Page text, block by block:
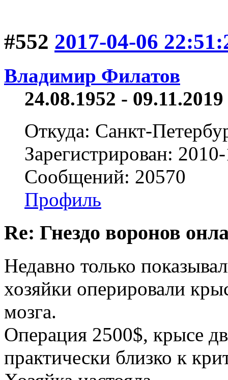
#552 2017-04-06
Владимир Филатов
24.08.1952 -
Откуда: Санкт-
Зарегистрирован:
Сообщений: 20570
Профиль
Re: Гнездо воронов
Недавно только
хозяйки оперировали
мозга.
Операция 2500$, крысе
практически близко к